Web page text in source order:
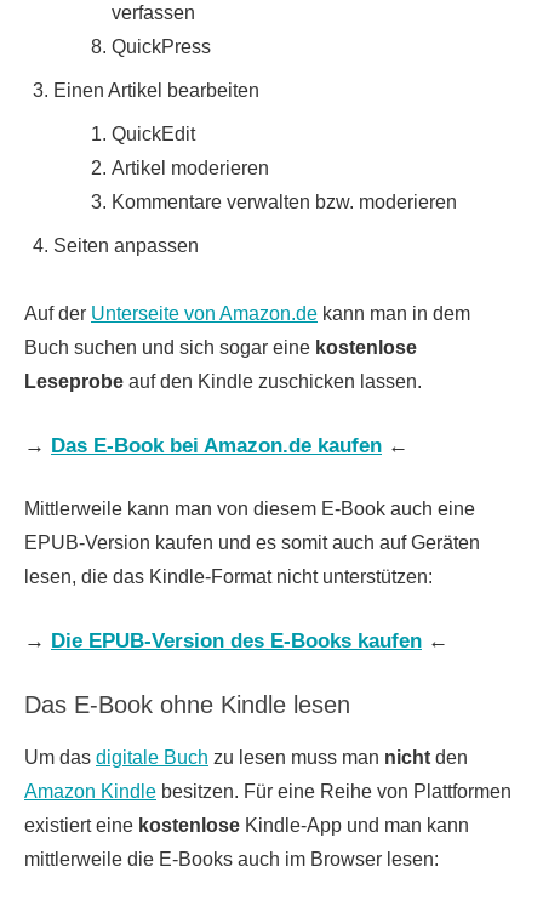
verfassen
QuickPress
Einen Artikel bearbeiten
QuickEdit
Artikel moderieren
Kommentare verwalten bzw. moderieren
Seiten anpassen
Auf der Unterseite von Amazon.de kann man in dem
Buch suchen und sich sogar eine kostenlose
Leseprobe auf den Kindle zuschicken lassen.
→ Das E-Book bei Amazon.de kaufen ←
Mittlerweile kann man von diesem E-Book auch eine
EPUB-Version kaufen und es somit auch auf Geräten
lesen, die das Kindle-Format nicht unterstützen:
→ Die EPUB-Version des E-Books kaufen ←
Das E-Book ohne Kindle lesen
Um das digitale Buch zu lesen muss man nicht den
Amazon Kindle besitzen. Für eine Reihe von Plattformen
existiert eine kostenlose Kindle-App und man kann
mittlerweile die E-Books auch im Browser lesen: